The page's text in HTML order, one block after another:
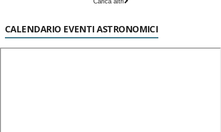
CALENDARIO EVENTI ASTRONOMICI